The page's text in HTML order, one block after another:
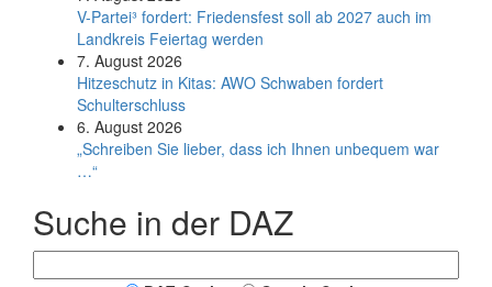
V-Partei­³ fordert: Friedens­fest soll ab 2027 auch im
Land­kreis Feier­tag werden
7. August 2026
Hitzeschutz in Kitas: AWO Schwaben fordert
Schulterschluss
6. August 2026
„Schreiben Sie lieber, dass ich Ihnen unbequem war
…“
Suche in der DAZ